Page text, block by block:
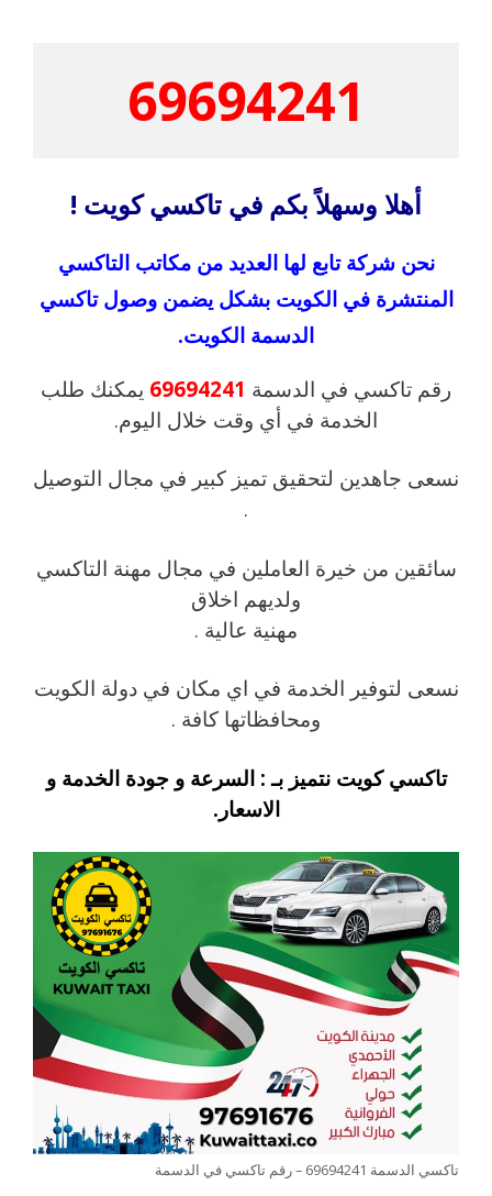
69694241
أهلا وسهلاً بكم في تاكسي كويت !
نحن شركة تابع لها العديد من مكاتب التاكسي
المنتشرة في الكويت بشكل يضمن وصول تاكسي
الدسمة الكويت.
رقم تاكسي في الدسمة 69694241 يمكنك طلب
الخدمة في أي وقت خلال اليوم.
نسعى جاهدين لتحقيق تميز كبير في مجال التوصيل
.
سائقين من خيرة العاملين في مجال مهنة التاكسي
ولديهم اخلاق
مهنية عالية .
نسعى لتوفير الخدمة في اي مكان في دولة الكويت
ومحافظاتها كافة .
تاكسي كويت نتميز بـ : السرعة و جودة الخدمة و
الاسعار.
تاكسي الدسمة 69694241 – رقم تاكسي في الدسمة